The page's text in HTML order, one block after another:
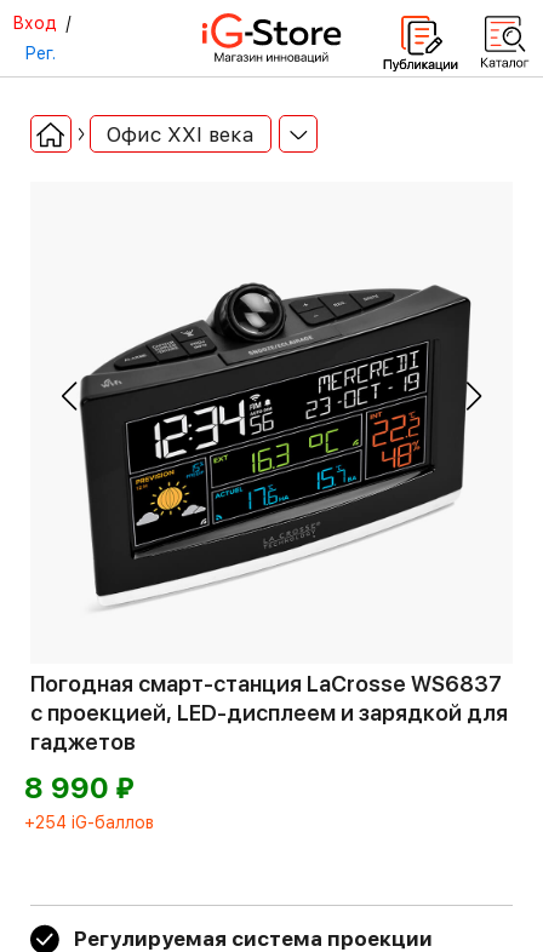
Вход /
Рег.
Офис ХХI века
Погодная смарт-станция LaCrosse WS6837
с проекцией, LED-дисплеем и зарядкой для
гаджетов
8 990 ⃏
+254 iG-баллов
Регулируемая система проекции